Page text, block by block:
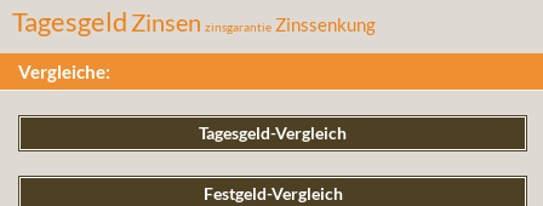
Tagesgeld Zinsen zinsgarantie Zinssenkung
Vergleiche:
Tagesgeld-Vergleich
Festgeld-Vergleich